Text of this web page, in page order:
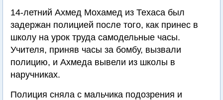
14-летний Ахмед Мохамед из Техаса был
задержан полицией после того, как принес в
школу на урок труда самодельные часы.
Учителя, приняв часы за бомбу, вызвали
полицию, и Ахмеда вывели из школы в
наручниках.
Полиция сняла с мальчика подозрения и